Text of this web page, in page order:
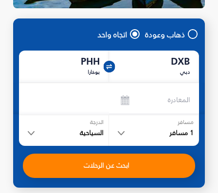
ذهاب وعودة اتجاه واحد
DXB
دبي
PHH
بوخارا
المغادرة
مسافر
1 مسافر
الدرجة
السياحية
ابحث عن الرحلات